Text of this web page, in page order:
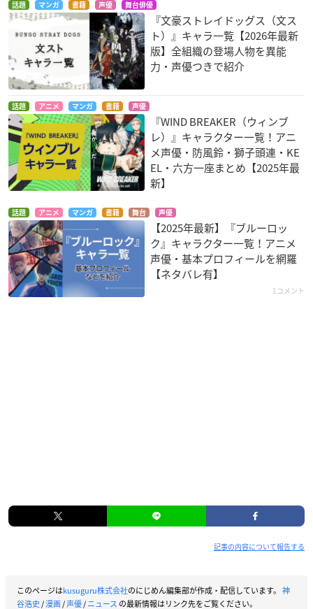
話題 マンガ 書籍 声優 舞台俳優
『文豪ストレイドッグス（文ス
ト）』キャラ一覧【2026年最新
版】全組織の登場人物を異能
力・声優つきで紹介
話題 アニメ マンガ 書籍 声優
『WIND BREAKER（ウィンブ
レ）』キャラクター一覧！アニ
メ声優・防風鈴・獅子頭連・KE
EL・六方一座まとめ【2025年最
新】
話題 アニメ マンガ 書籍 舞台 声優
【2025年最新】『ブルーロッ
ク』キャラクター一覧！アニメ
声優・基本プロフィールを網羅
【ネタバレ有】
1コメント
記事の内容について報告する
このページはkusuguru株式会社のにじめん編集部が作成・配信しています。 神
谷浩史/漫画/声優/ニュース の最新情報はリンク先をご覧ください。